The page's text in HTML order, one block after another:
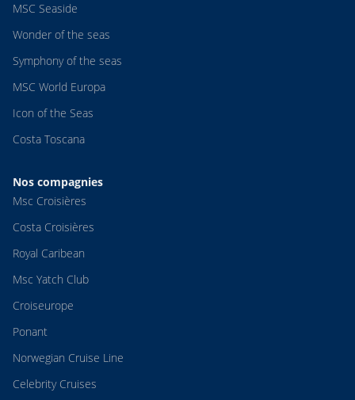
MSC Seaside
Wonder of the seas
Symphony of the seas
MSC World Europa
Icon of the Seas
Costa Toscana
Nos compagnies
Msc Croisières
Costa Croisières
Royal Caribean
Msc Yatch Club
Croiseurope
Ponant
Norwegian Cruise Line
Celebrity Cruises